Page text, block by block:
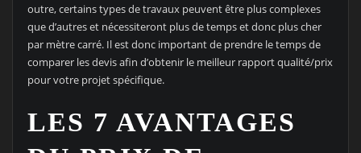
outre, certains types de travaux peuvent être plus complexes
que d’autres et nécessiteront plus de temps et donc plus cher
par mètre carré. Il est donc important de prendre le temps de
comparer les devis afin d’obtenir le meilleur rapport qualité/prix
pour votre projet spécifique.
LES 7 AVANTAGES